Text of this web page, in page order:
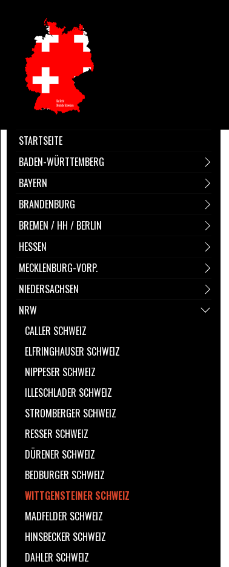
STARTSEITE
BADEN-WÜRTTEMBERG
BAYERN
BRANDENBURG
BREMEN / HH / BERLIN
HESSEN
MECKLENBURG-VORP.
NIEDERSACHSEN
NRW
CALLER SCHWEIZ
ELFRINGHAUSER SCHWEIZ
NIPPESER SCHWEIZ
ILLESCHLADER SCHWEIZ
STROMBERGER SCHWEIZ
RESSER SCHWEIZ
DÜRENER SCHWEIZ
BEDBURGER SCHWEIZ
WITTGENSTEINER SCHWEIZ
MADFELDER SCHWEIZ
HINSBECKER SCHWEIZ
DAHLER SCHWEIZ